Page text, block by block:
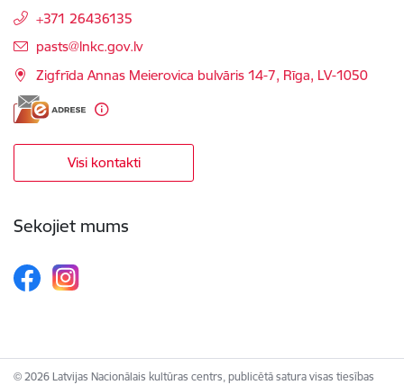
+371 26436135
E-pasts:
pasts@lnkc.gov.lv
Zigfrīda Annas Meierovica bulvāris 14-7, Rīga, LV-1050
Visi kontakti
Sekojiet mums
© 2026 Latvijas Nacionālais kultūras centrs, publicētā satura visas tiesības